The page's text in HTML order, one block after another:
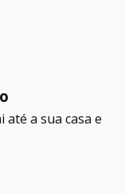
até a sua casa e